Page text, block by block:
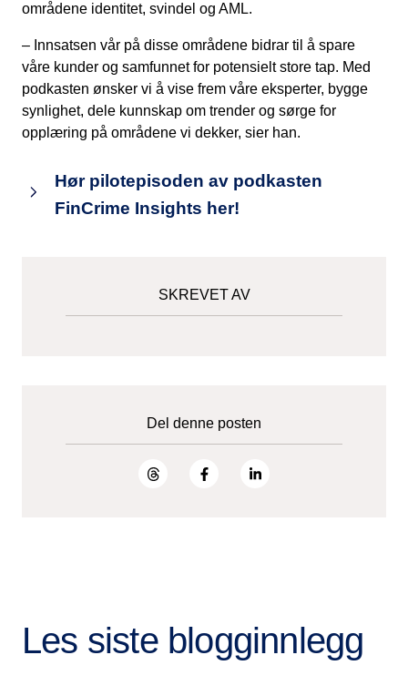
områdene identitet, svindel og AML.
– Innsatsen vår på disse områdene bidrar til å spare
våre kunder og samfunnet for potensielt store tap. Med
podkasten ønsker vi å vise frem våre eksperter, bygge
synlighet, dele kunnskap om trender og sørge for
opplæring på områdene vi dekker, sier han.
Hør pilotepisoden av podkasten
FinCrime Insights her!
SKREVET AV
Del denne posten
Les siste blogginnlegg